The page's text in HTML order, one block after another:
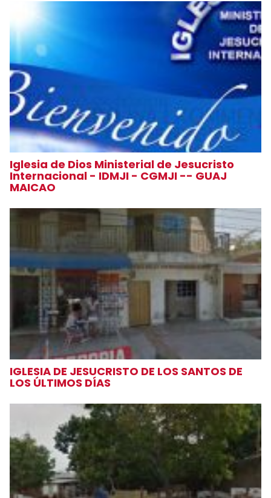
Iglesia de Dios Ministerial de Jesucristo
Internacional - IDMJI - CGMJI -- GUAJ
MAICAO
IGLESIA DE JESUCRISTO DE LOS SANTOS DE
LOS ÚLTIMOS DÍAS